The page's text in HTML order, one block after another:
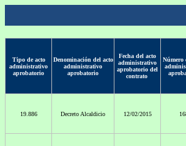
Tipo de acto
administrativo
aprobatorio
Denominación del acto
administrativo
aprobatorio
Fecha del acto
administrativo
aprobatorio del
contrato
Número
19.886 Decreto Alcaldicio 12/02/2015